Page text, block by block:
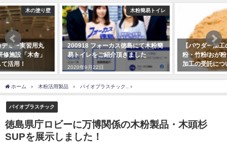
木粉簡易トイレ
200918 フォーカス徳島にて木粉簡
易トイレをご紹介頂きました
2020年9月22日
木粉・竹粉
【パウダー加工の依頼対応】木
粉・竹粉/おが粉・チップなど粉砕
加工の受託について
ホーム 木粉活用製品 バイオプラスチック
バイオプラスチック
徳島県庁ロビーに万博関係の木粉製品・木頭杉
SUPを展示しました！